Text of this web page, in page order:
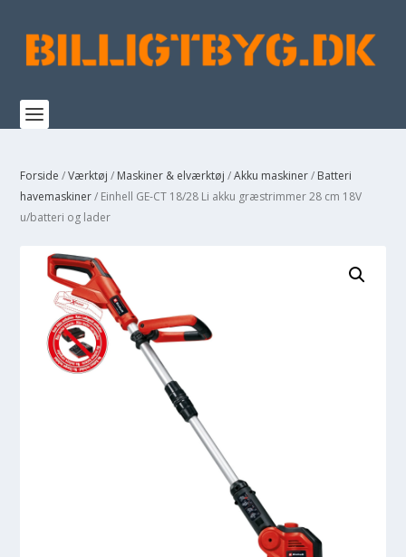
Forside /Værktøj / Maskiner & elværktøj /Akku maskiner/ Batteri
havemaskiner/ Einhell GE-CT 18/28 Li akku græstrimmer 28 cm 18V
u/batteri og lader